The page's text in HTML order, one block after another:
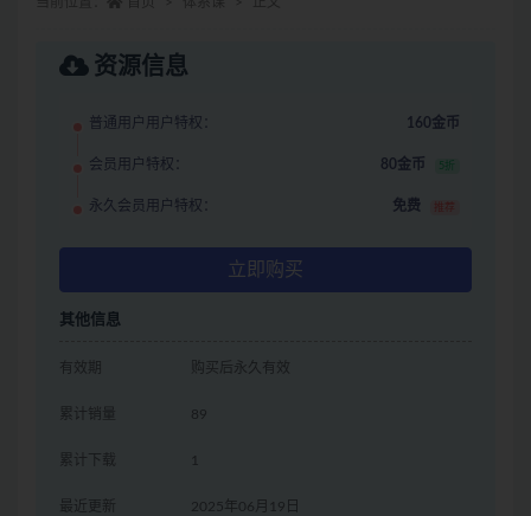
资源信息
普通用户用户特权： 160金币
会员用户特权： 80金币 5折
永久会员用户特权： 免费 推荐
立即购买
其他信息
有效期 购买后永久有效
累计销量 89
累计下载 1
最近更新 2025年06月19日